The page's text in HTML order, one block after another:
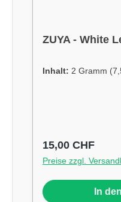
ZUYA - White
Inhalt: 2 Gramm
Regulärer Preis:
15,00 CHF
Preise zzgl.
In